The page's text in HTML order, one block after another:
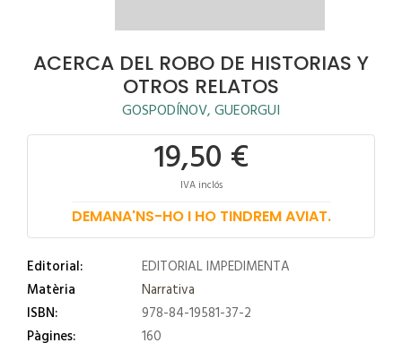
ACERCA DEL ROBO DE HISTORIAS Y
OTROS RELATOS
GOSPODÍNOV, GUEORGUI
19,50 €
IVA inclós
DEMANA'NS-HO I HO TINDREM AVIAT.
Editorial:
EDITORIAL IMPEDIMENTA
Matèria
Narrativa
ISBN:
978-84-19581-37-2
Pàgines:
160